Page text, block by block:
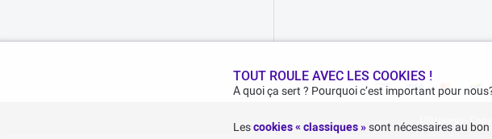
1001pneus -
TOUT ROULE AVEC LES COOKIES !
A quoi ça sert ? Pourquoi c’est important pour
Lescookies « classiques »sont nécessaires au